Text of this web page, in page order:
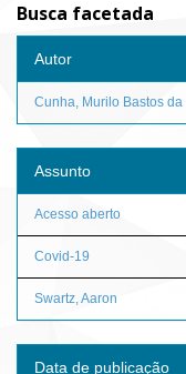
Busca facetada
Autor
Cunha, Murilo Bastos da
Assunto
Acesso aberto
Covid-19
Swartz, Aaron
Data de publicação